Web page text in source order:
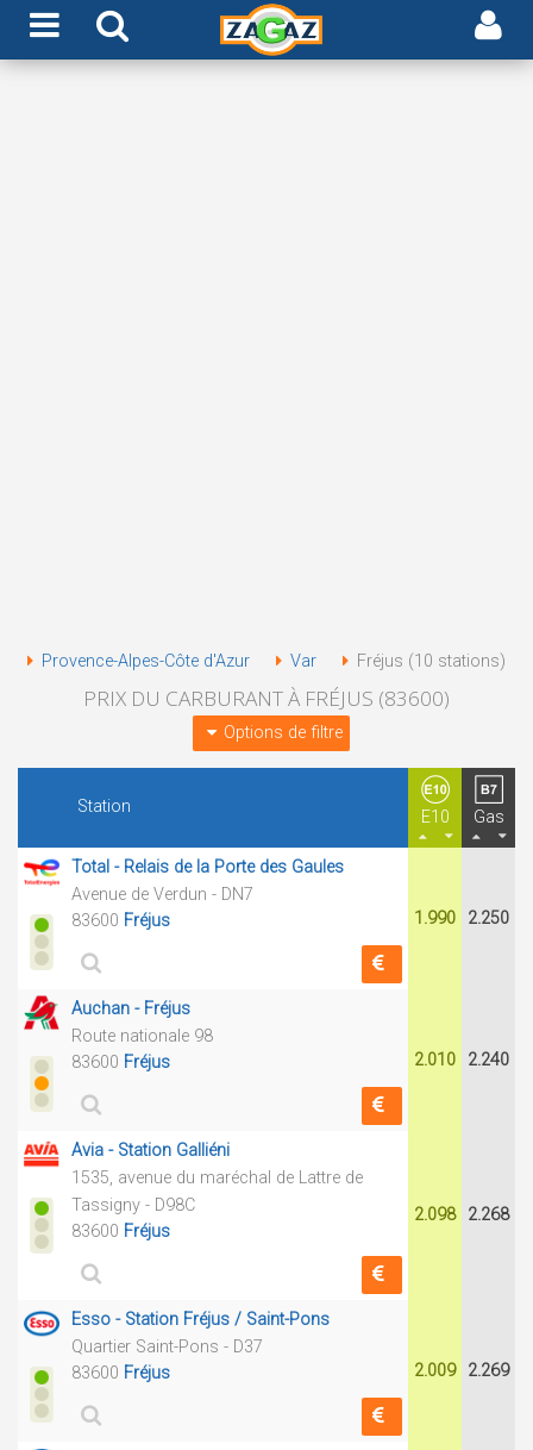
Provence-Alpes-Côte d'Azur Var Fréjus (10 stations)
PRIX DU CARBURANT À FRÉJUS (83600)
Options de filtre
Station
E10 Gas
Total - Relais de la Porte des Gaules
Avenue de Verdun - DN7
83600 Fréjus 1.990 2.250
Auchan - Fréjus
Route nationale 98
83600 Fréjus 2.010 2.240
Avia - Station Galliéni
1535, avenue du maréchal de Lattre de
Tassigny - D98C
83600 Fréjus
2.098 2.268
Esso - Station Fréjus / Saint-Pons
Quartier Saint-Pons - D37
83600 Fréjus 2.009 2.269